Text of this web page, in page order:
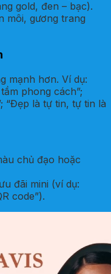
gold, đen – bạc).
môi, gương trang
mạnh hơn. Ví dụ:
phong cách”;
“Đẹp là tự tin, tự tin là
chủ đạo hoặc
đãi mini (ví dụ:
code”).